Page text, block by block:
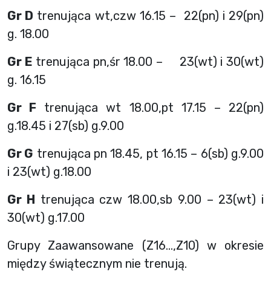
Gr D trenująca wt,czw 16.15 – 22(pn) i 29(pn)
g. 18.00
Gr E trenująca pn,śr 18.00 – 23(wt) i 30(wt)
g. 16.15
Gr F trenująca wt 18.00,pt 17.15 – 22(pn)
g.18.45 i 27(sb) g.9.00
Gr G trenująca pn 18.45, pt 16.15 – 6(sb) g.9.00
i 23(wt) g.18.00
Gr H trenująca czw 18.00,sb 9.00 – 23(wt) i
30(wt) g.17.00
Grupy Zaawansowane (Z16…,Z10) w okresie
między świątecznym nie trenują.